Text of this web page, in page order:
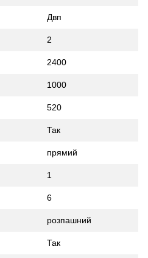
Двп
2
2400
1000
520
Так
прямий
1
6
розпашний
Так